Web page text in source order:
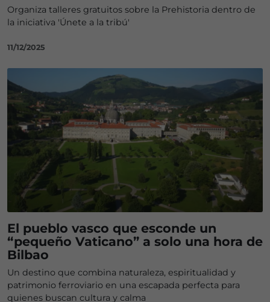
Organiza talleres gratuitos sobre la Prehistoria dentro de
la iniciativa 'Únete a la tribú'
11/12/2025
El pueblo vasco que esconde un
“pequeño Vaticano” a solo una hora de
Bilbao
Un destino que combina naturaleza, espiritualidad y
patrimonio ferroviario en una escapada perfecta para
quienes buscan cultura y calma